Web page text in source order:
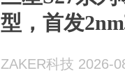
型，首发
ZAKER科技 2026-